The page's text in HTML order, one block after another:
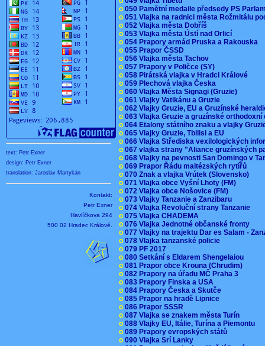
text: Petr Exner
design: Petr Exner
translation: Jaroslav Martykán
Kontakt:
Petr Exner
Havlíčkova 294
500 02 Hradec Králové.
o 050 Pamětní medaile předsedy PS
o 051 Vlajka na radnici města Rožmitálu
o 052 Vlajka města Dobříš
o 053 Vlajka města Ústí nad Orlicí
o 054 Prapory armád Pruska a Rakouska
o 055 Prapor ČSSD
o 056 Vlajka města Tachov
o 057 Prapory v Poličce (SY)
o 058 Pirátská vlajka v Hradci Králové
o 059 Plechová vlajka Česka
o 060 Vlajka Města Signagi (Gruzie)
o 061 Vlajky Vatikánu a Gruzie
o 062 Vlajky Gruzie, EU a Gruzínské
o 063 Vlajka Gruzie a gruzínské
o 064 Etalony státního znaku a vlajky
o 065 Vlajky Gruzie, Tbilisi a EU
o 066 Vlajka Střediska vexilologických
o 067 vlajka strany "Aliance gruzínských
o 068 Vlajky na pevnosti San Domingo v
o 069 Prapor Řádu maltézských rytířů
o 070 Znak a vlajka Vrútek (Slovensko)
o 071 Vlajka obce Vyšní Lhoty (FM)
o 072 Vlajka obce Nošovice (FM)
o 073 Vlajky Tanzanie a Zanzibaru
o 074 Vlajka Revoluční strany Tanzanie
o 075 Vlajka CHADEMA
o 076 Vlajka Jednotné občanské fronty
o 077 Vlajky na trajektu Dar es Salam -
o 078 Vlajka tanzanské policie
o 079 PF 2017
o 080 Setkání s Eldarem Shengelaiou
o 081 Prapor obce Krouna (Chrudim)
o 082 Prapory na úřadu MČ Praha 3
o 083 Prapory Finska a USA
o 084 Prapory Česka a Skutče
o 085 Prapor na hradě Lipnice
o 086 Prapor SSSR
o 087 Vlajka se znakem města Turín
o 088 Vlajky EU, Itálie, Turína a Piemontu
o 089 Prapory evropských států
o 090 Vlajka Srí Lanky